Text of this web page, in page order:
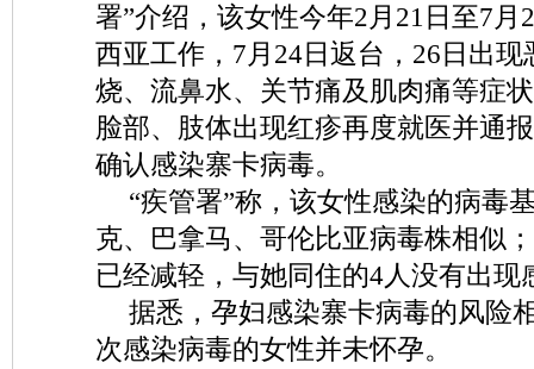
署”介绍，该女性今年2月21日至7月
西亚工作，7月24日返台，26日出
烧、流鼻水、关节痛及肌肉痛等症
脸部、肢体出现红疹再度就医并通
确认感染寨卡病毒。
“疾管署”称，该女性感染的病毒
克、巴拿马、哥伦比亚病毒株相似
已经减轻，与她同住的4人没有出现
据悉，孕妇感染寨卡病毒的风险
次感染病毒的女性并未怀孕。